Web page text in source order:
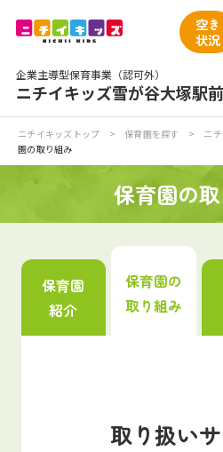
企業主導型保育事業（認可外）
ニチイキッズ雪が谷大塚駅
空き
状況
ニチイが大切にしていること
保育園見学
入園の概要
ニチイキッズトップ > 保育園を探す > ニ
園の取り組み
保育園の
保育園
紹介
保育園の
取り組み
取り扱い